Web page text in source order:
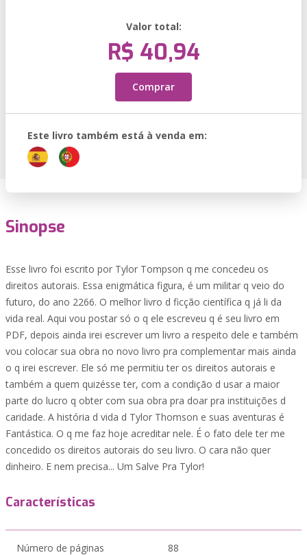
Valor total:
R$ 40,94
Comprar
Este livro também está à venda em:
Sinopse
Esse livro foi escrito por Tylor Tompson q me concedeu os
direitos autorais. Essa enigmática figura, é um militar q veio do
futuro, do ano 2266. O melhor livro d ficção científica q já li da
vida real. Aqui vou postar só o q ele escreveu q é seu livro em
PDF, depois ainda irei escrever um livro a respeito dele e também
vou colocar sua obra no novo livro pra complementar mais ainda
o q irei escrever. Ele só me permitiu ter os direitos autorais e
também a quem quizésse ter, com a condição d usar a maior
parte do lucro q obter com sua obra pra doar pra instituições d
caridade. A história d vida d Tylor Thomson e suas aventuras é
Fantástica. O q me faz hoje acreditar nele. É o fato dele ter me
concedido os direitos autorais do seu livro. O cara não quer
dinheiro. E nem precisa... Um Salve Pra Tylor!
Características
Número de páginas 88